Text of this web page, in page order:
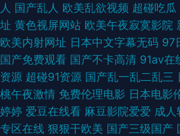
精 天天综合网国 国产免费真实喷潮视频 性
卡四 亚洲精品线路一在 狠狠干快播 亚洲自
日韩亚洲欧美制服 爽天天天天天天天 日韩
院在线观看免费版电视剧 国产精品人 拗女
人 国产乱人 欧美乱欲视频 超碰吃瓜
址 黄色视屏网站 欧美午夜寂寞影院
欧美内射网址 日本中文字幕无码 97
国产免费观看 国产不卡高清 91av在
资源 超碰91资源 国产乱一乱二乱三
桃午夜激情 免费伦理电影 日本电影
婷婷 爱豆在线看 麻豆影院爱爱 成人
专区在线 狠狠干欧美 国产三级国产